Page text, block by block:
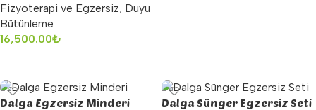
Fizyoterapi ve Egzersiz, Duyu
Bütünleme
16,500.00₺
Dalga Egzersiz Minderi Dalga Sünger Egzersiz Seti